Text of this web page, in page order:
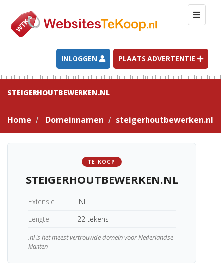
T
o
g
l
e
n
g
a
t
INLOGGEN PLAATS ADVERTENTIE
STEIGERHOUTBEWERKEN.NL
Home Domeinnamen steigerhoutbewerken.nl
TE KOOP
STEIGERHOUTBEWERKEN.NL
Extensie
.NL
Lengte
22 tekens
.nl is het meest vertrouwde domein voor Nederlandse
klanten